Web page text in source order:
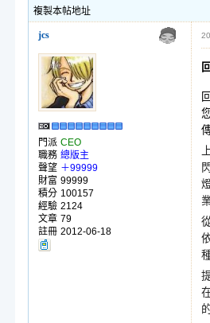
複製本帖地址
jcs
門派 CEO
職務 總版主
聲望 ＋99999
財富 99999
積分 100157
經驗 2124
文章 79
註冊 2012-06-18